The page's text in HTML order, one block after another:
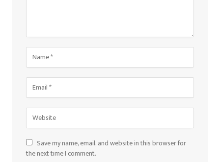
Save my name, email, and website in this browser for
the next time I comment.